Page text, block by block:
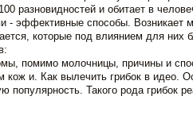
разновидностей и обитает в
- эффективные способы. Возникает
которые под влиянием для них
помимо молочницы, причины и
кож и. Как вылечить грибок в идео.
популярность. Такого рода грибок